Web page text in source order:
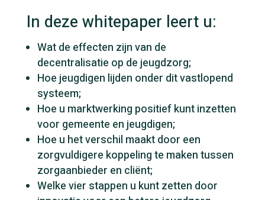
In deze whitepaper leert u:
Wat de effecten zijn van de
decentralisatie op de jeugdzorg;
Hoe jeugdigen lijden onder dit vastlopend
systeem;
Hoe u marktwerking positief kunt inzetten
voor gemeente en jeugdigen;
Hoe u het verschil maakt door een
zorgvuldigere koppeling te maken tussen
zorgaanbieder en cliënt;
Welke vier stappen u kunt zetten door